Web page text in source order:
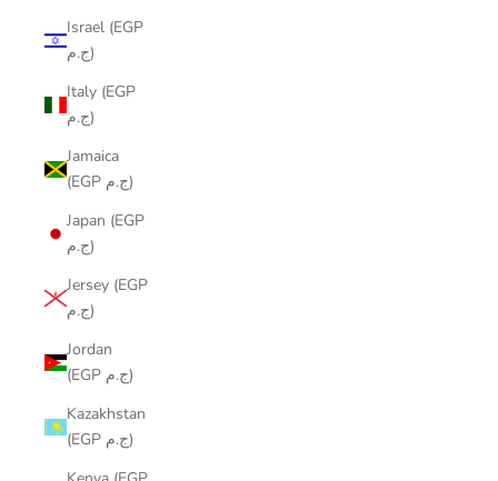
Israel (EGP
ج.م)
Italy (EGP
ج.م)
Jamaica
(EGP ج.م)
Japan (EGP
ج.م)
Jersey (EGP
ج.م)
Jordan
(EGP ج.م)
Kazakhstan
(EGP ج.م)